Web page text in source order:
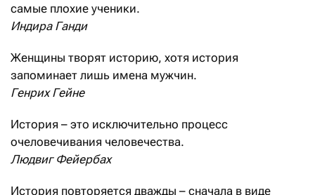
самые плохие ученики.
Индира Ганди
Женщины творят историю, хотя история
запоминает лишь имена мужчин.
Генрих Гейне
История – это исключительно процесс
очеловечивания человечества.
Людвиг Фейербах
История повторяется дважды – сначала в виде